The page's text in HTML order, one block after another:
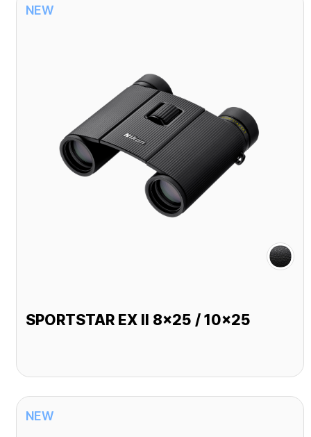
NEW
SPORTSTAR EX II 8x25 / 10x25
NEW